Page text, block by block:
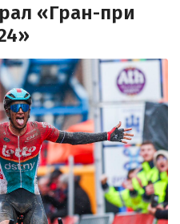
«Гран-при